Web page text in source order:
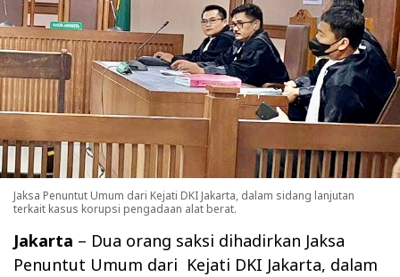
Jaksa Penuntut Umum dari Kejati DKI Jakarta, dalam sidang lanjutan
terkait kasus korupsi pengadaan alat berat.
Jakarta – Dua orang saksi dihadirkan Jaksa
Penuntut Umum dari Kejati DKI Jakarta, dalam